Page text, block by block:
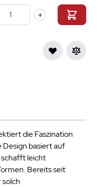
die Faszination
basiert auf
leicht
Bereits seit
solch